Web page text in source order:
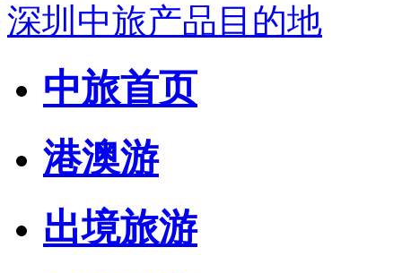
深圳中旅产品目的地
中旅首页
港澳游
出境旅游